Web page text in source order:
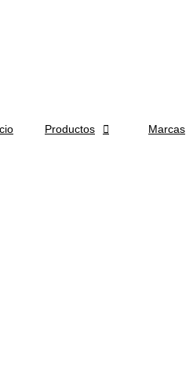
Productos  Marcas